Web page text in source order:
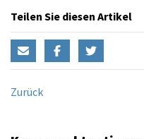
Teilen Sie diesen Artikel
Zurück